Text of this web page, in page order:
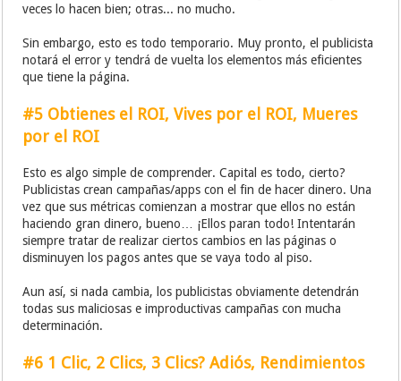
veces lo hacen bien; otras... no mucho.
Sin embargo, esto es todo temporario. Muy pronto, el publicista
notará el error y tendrá de vuelta los elementos más eficientes
que tiene la página.
#5 Obtienes el ROI, Vives por el ROI, Mueres
por el ROI
Esto es algo simple de comprender. Capital es todo, cierto?
Publicistas crean campañas/apps con el fin de hacer dinero. Una
vez que sus métricas comienzan a mostrar que ellos no están
haciendo gran dinero, bueno… ¡Ellos paran todo! Intentarán
siempre tratar de realizar ciertos cambios en las páginas o
disminuyen los pagos antes que se vaya todo al piso.
Aun así, si nada cambia, los publicistas obviamente detendrán
todas sus maliciosas e improductivas campañas con mucha
determinación.
#6 1 Clic, 2 Clics, 3 Clics? Adiós, Rendimientos